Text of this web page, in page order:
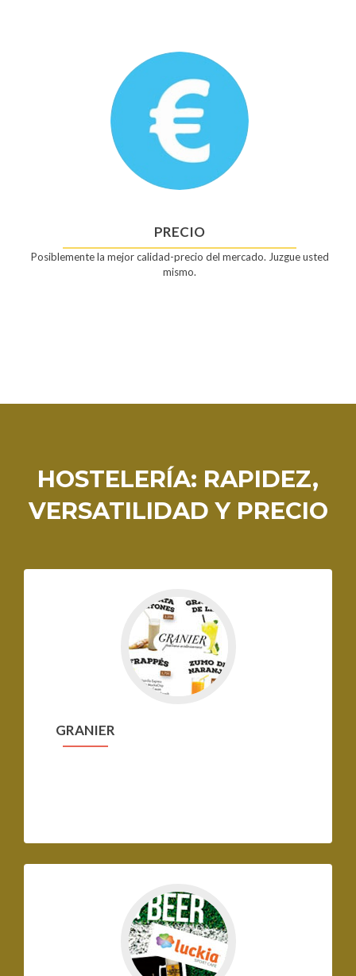
PRECIO
Posiblemente la mejor calidad-precio del mercado. Juzgue usted
mismo.
HOSTELERÍA: RAPIDEZ,
VERSATILIDAD Y PRECIO
GRANIER
GRANIER
a
LUCKIA